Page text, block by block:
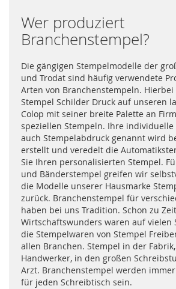
Wer produziert
Branchenstempel?
Die gängigen Stempelmodelle der
und Trodat sind häufig verwendete
Arten von Branchenstempeln.
Stempel Schilder Druck auf unseren
Colop mit seiner breite Palette an
speziellen Stempeln. Ihre individuelle
auch Stempelabdruck genannt wird
erstellt und veredelt die
Sie Ihren personalisierten Stempel.
und Bänderstempel greifen wir
die Modelle unserer Hausmarke
zurück. Branchenstempel für
haben bei uns Tradition. Schon zu
Wirtschaftswunders waren auf vielen
die Stempelwaren von Stempel
allen Branchen. Stempel in der
Handwerker, in den großen
Arzt. Branchenstempel werden
für jeden Schreibtisch sein.